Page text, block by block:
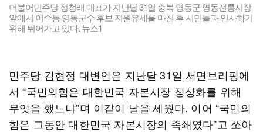
더불어민주당 정청래 대표가 지난달 31일 충북 영동군 영동전통시장
앞에서 이수동 영동군수 후보 지원유세를 마친 후 시민들과 인사하기
위해 뛰어가고 있다. 뉴스1
민주당 김현정 대변인은 지난달 31일 서면브리핑에
서 “국민의힘은 대한민국 자본시장 정상화를 위해
무엇을 했느냐”며 이같이 날을 세웠다. 이어 “국민의
힘은 그동안 대한민국 자본시장의 족쇄였다”고 쏘아